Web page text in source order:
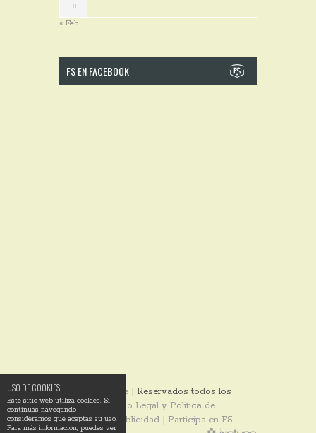
USO DE COOKIES
Este sitio web utiliza cookies. Si
continúas navegando
consideramos que aceptas su uso.
Para más información, puedes ver
31
« Feb
FS EN FACEBOOK
© 2014 Ixotype | Reservados todos los
derechos |Aviso Legal y Política de
Privacidad|Publicidad | Participa en FS